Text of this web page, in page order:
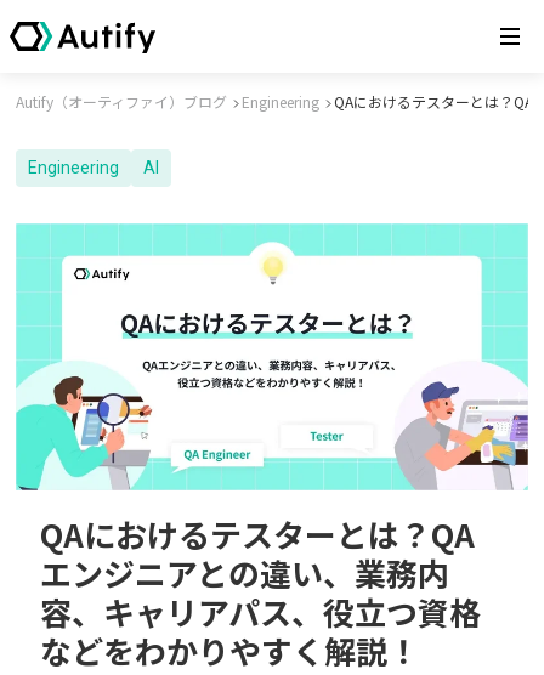
Autify（オーティファイ）ブログ Engineering QAにおけるテスターとは？QA
Engineering AI
QAにおけるテスターとは？QA
エンジニアとの違い、業務内
容、キャリアパス、役立つ資格
などをわかりやすく解説！